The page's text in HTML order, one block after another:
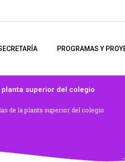
PROGRAMAS Y
planta superior del colegio
de la planta superior del colegio